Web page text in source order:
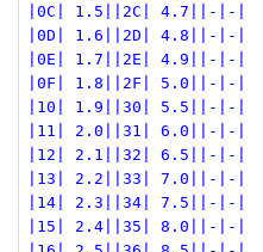
|0C| 1.5||2C| 4.7||-|-|
|0D| 1.6||2D| 4.8||-|-|
|0E| 1.7||2E| 4.9||-|-|
|0F| 1.8||2F| 5.0||-|-|
|10| 1.9||30| 5.5||-|-|
|11| 2.0||31| 6.0||-|-|
|12| 2.1||32| 6.5||-|-|
|13| 2.2||33| 7.0||-|-|
|14| 2.3||34| 7.5||-|-|
|15| 2.4||35| 8.0||-|-|